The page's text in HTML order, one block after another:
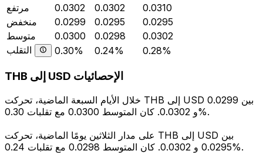
مرتفع
0.0302 0.0302
0.0310
منخفض
0.0299 0.0295
0.0295
متوسط
0.0300 0.0298
0.0302
التقلب
0.30% 0.24% 0.28%
THB إلى USD الإحصائيات
خلال الأيام السبعة الماضية، تحركت THB إلى USD بين 0.0299
و 0.0302. كان المتوسط 0.0300 مع تقلبات 0.30%.
على مدار الثلاثين يومًا الماضية، تحركت THB إلى USD بين
0.0295 و 0.0302. كان المتوسط 0.0298 مع تقلبات 0.24%.